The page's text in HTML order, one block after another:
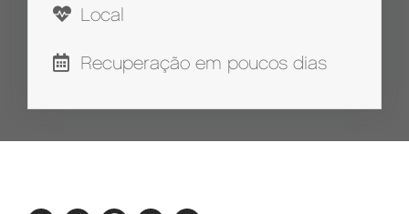
Local
Recuperação em poucos dias